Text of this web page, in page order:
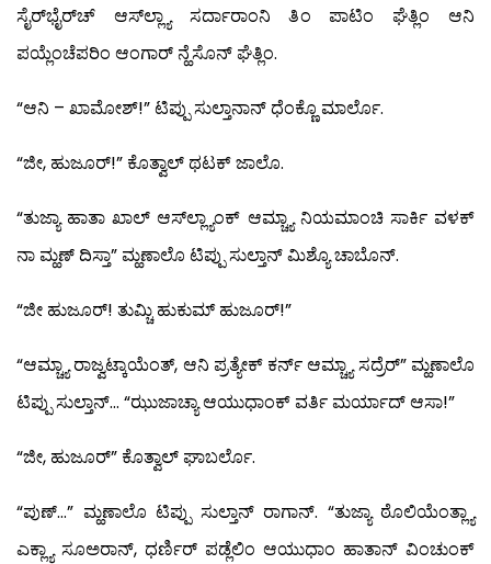
ಸೈರ್‌ಭೈರ್‌ಚ್ ಆಸ್‍ಲ್ಲ್ಯಾ ಸರ್ದಾರಾಂನಿ ತಿಂ ಪಾಟಿಂ ಘೆತ್ಲಿಂ ಆನಿ
ಪಯ್ಲೆಂಚೆಪರಿಂ ಆಂಗಾರ್ ನ್ಹೆಸೊನ್ ಘೆತ್ಲಿಂ.
“ಆನಿ – ಖಾಮೋಶ್!” ಟಿಪ್ಪು ಸುಲ್ತಾನಾನ್ ಧೆಂಕ್ಣೊ ಮಾರ್ಲೊ.
“ಜೀ, ಹುಜೂರ್!” ಕೊತ್ವಾಲ್ ಥಟಕ್ ಜಾಲೊ.
“ತುಜ್ಯಾ ಹಾತಾ ಖಾಲ್ ಆಸ್‍ಲ್ಲ್ಯಾಂಕ್ ಆಮ್ಚ್ಯಾ ನಿಯಮಾಂಚಿ ಸಾರ್ಕಿ ವಳಕ್
ನಾ ಮ್ಹಣ್ ದಿಸ್ತಾ” ಮ್ಹಣಾಲೊ ಟಿಪ್ಪು ಸುಲ್ತಾನ್ ಮಿಶ್ಯೊ ಚಾಬೊನ್.
“ಜೀ ಹುಜೂರ್! ತುಮ್ಚಿ ಹುಕುಮ್ ಹುಜೂರ್!”
“ಆಮ್ಚ್ಯಾ ರಾಜ್ವಟ್ಕಾಯೆಂತ್, ಆನಿ ಪ್ರತ್ಯೇಕ್ ಕರ್ನ್ ಆಮ್ಚ್ಯಾ ಸದ್ರೆರ್” ಮ್ಹಣಾಲೊ
ಟಿಪ್ಪು ಸುಲ್ತಾನ್… “ಝುಜಾಚ್ಯಾ ಆಯುಧಾಂಕ್ ವರ್ತಿ ಮರ್ಯಾದ್ ಆಸಾ!”
“ಜೀ, ಹುಜೂರ್” ಕೊತ್ವಾಲ್ ಘಾಬರ್ಲೊ.
“ಪುಣ್…” ಮ್ಹಣಾಲೊ ಟಿಪ್ಪು ಸುಲ್ತಾನ್ ರಾಗಾನ್. “ತುಜ್ಯಾ ಠೊಲಿಯೆಂತ್ಲ್ಯಾ
ಎಕ್ಲ್ಯಾ ಸೂಅರಾನ್, ಧರ್ಣಿರ್ ಪಡ್ಲೆಲಿಂ ಆಯುಧಾಂ ಹಾತಾನ್ ವಿಂಚುಂಕ್